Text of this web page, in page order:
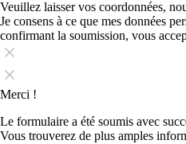
Veuillez laisser vos coordonnées,
Je consens à ce que mes données
confirmant la soumission, vous
Merci !
Le formulaire a été soumis avec
Vous trouverez de plus amples